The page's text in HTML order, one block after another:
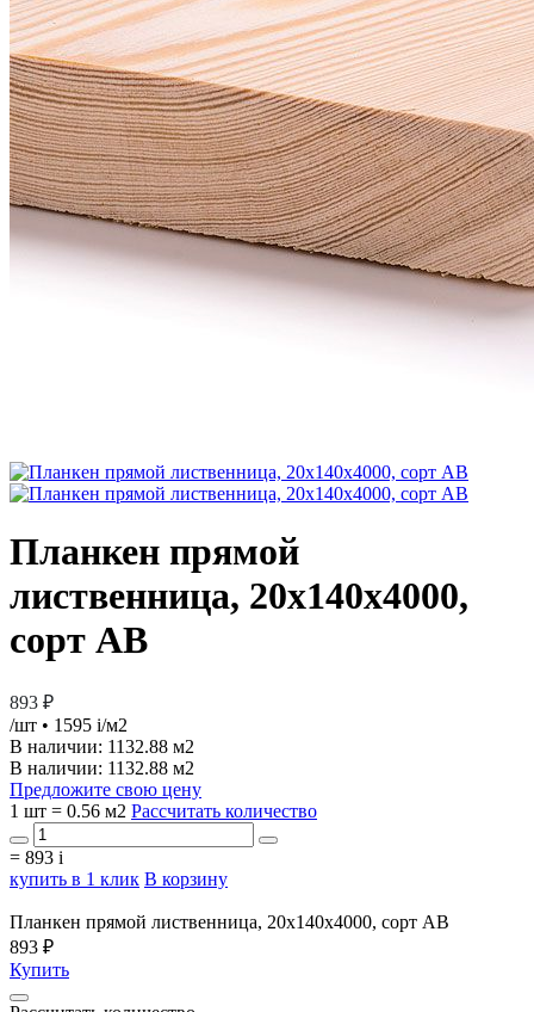
Планкен прямой
лиственница, 20х140х4000,
сорт АВ
893 ₽
/шт • 1595 i/м2
В наличии: 1132.88 м2
В наличии: 1132.88 м2
Предложите свою цену
1 шт = 0.56 м2 Рассчитать количество
= 893 i
купить в 1 клик В корзину
Планкен прямой лиственница, 20х140х4000, сорт АВ
893 ₽
Купить